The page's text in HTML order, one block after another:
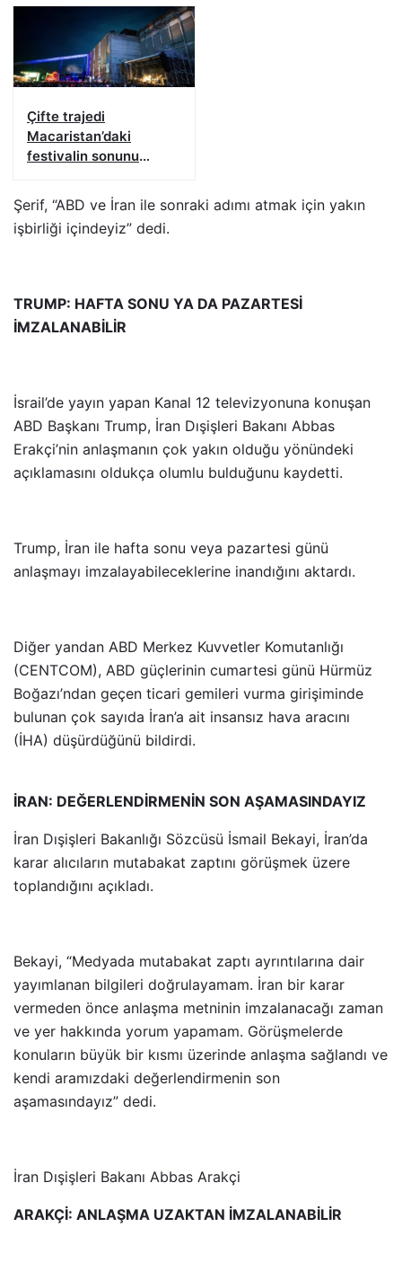
Çifte trajedi
Macaristan’daki
festivalin sonunu
Şerif, “ABD ve İran ile sonraki adımı atmak için yakın
işbirliği içindeyiz” dedi.
TRUMP: HAFTA SONU YA DA PAZARTESİ
İMZALANABİLİR
İsrail’de yayın yapan Kanal 12 televizyonuna konuşan
ABD Başkanı Trump, İran Dışişleri Bakanı Abbas
Erakçi’nin anlaşmanın çok yakın olduğu yönündeki
açıklamasını oldukça olumlu bulduğunu kaydetti.
Trump, İran ile hafta sonu veya pazartesi günü
anlaşmayı imzalayabileceklerine inandığını aktardı.
Diğer yandan ABD Merkez Kuvvetler Komutanlığı
(CENTCOM), ABD güçlerinin cumartesi günü Hürmüz
Boğazı’ndan geçen ticari gemileri vurma girişiminde
bulunan çok sayıda İran’a ait insansız hava aracını
(İHA) düşürdüğünü bildirdi.
İRAN: DEĞERLENDİRMENİN SON AŞAMASINDAYIZ
İran Dışişleri Bakanlığı Sözcüsü İsmail Bekayi, İran’da
karar alıcıların mutabakat zaptını görüşmek üzere
toplandığını açıkladı.
Bekayi, “Medyada mutabakat zaptı ayrıntılarına dair
yayımlanan bilgileri doğrulayamam. İran bir karar
vermeden önce anlaşma metninin imzalanacağı zaman
ve yer hakkında yorum yapamam. Görüşmelerde
konuların büyük bir kısmı üzerinde anlaşma sağlandı ve
kendi aramızdaki değerlendirmenin son
aşamasındayız” dedi.
İran Dışişleri Bakanı Abbas Arakçi
ARAKÇİ: ANLAŞMA UZAKTAN İMZALANABİLİR